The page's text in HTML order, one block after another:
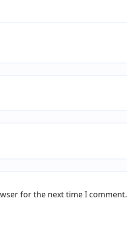
for the next time I comment.